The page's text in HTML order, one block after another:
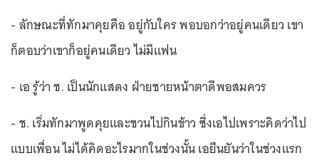
- ลักษณะที่ทักมาคุยคือ อยู่กับใคร พอบอกว่าอยู่คนเดียว เขา
ก็ตอบว่าเขาก็อยู่คนเดียว ไม่มีแฟน
- เอ รู้ว่า ช. เป็นนักแสดง ฝ่ายชายหน้าตาดีพอสมควร
- ช. เริ่มทักมาพูดคุยและชวนไปกินข้าว ซึ่งเอไปเพราะคิดว่าไป
แบบเพื่อน ไม่ได้คิดอะไรมากในช่วงนั้น เอยืนยันว่าในช่วงแรก